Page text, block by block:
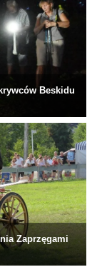
Beskidu
Zaprzęgami